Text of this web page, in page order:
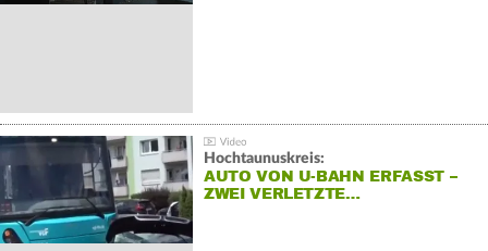
Hochtaunuskreis:
AUTO VON U-BAHN ERFASST –
ZWEI VERLETZTE…